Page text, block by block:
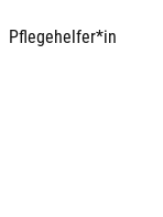
Pflegehelfer*in